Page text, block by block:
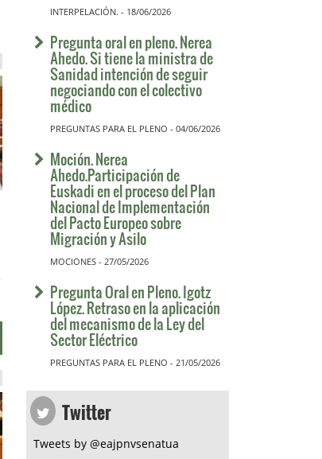
INTERPELACIÓN. - 18/06/2026
Pregunta oral en pleno. Nerea
Ahedo. Si tiene la ministra de
Sanidad intención de seguir
negociando con el colectivo
médico
PREGUNTAS PARA EL PLENO - 04/06/2026
Moción. Nerea
Ahedo.Participación de
Euskadi en el proceso del Plan
Nacional de Implementación
del Pacto Europeo sobre
Migración y Asilo
MOCIONES - 27/05/2026
Pregunta Oral en Pleno. Igotz
López. Retraso en la aplicación
del mecanismo de la Ley del
Sector Eléctrico
PREGUNTAS PARA EL PLENO - 21/05/2026
Twitter
Tweets by @eajpnvsenatua